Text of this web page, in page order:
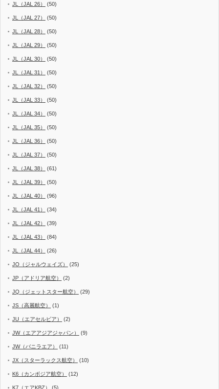
JL（JAL 26） (50)
JL（JAL 27） (50)
JL（JAL 28） (50)
JL（JAL 29） (50)
JL（JAL 30） (50)
JL（JAL 31） (50)
JL（JAL 32） (50)
JL（JAL 33） (50)
JL（JAL 34） (50)
JL（JAL 35） (50)
JL（JAL 36） (50)
JL（JAL 37） (50)
JL（JAL 38） (61)
JL（JAL 39） (50)
JL（JAL 40） (96)
JL（JAL 41） (34)
JL（JAL 42） (39)
JL（JAL 43） (84)
JL（JAL 44） (26)
JO（ジャルウェイズ） (25)
JP（アドリア航空） (2)
JQ（ジェットスター航空） (29)
JS（高麗航空） (1)
JU（エアセルビア） (2)
JW（エアアジアジャパン） (9)
JW（バニラエア） (11)
JX（スターラックス航空） (10)
K6（カンボジア航空） (12)
K7（エアKBZ） (5)